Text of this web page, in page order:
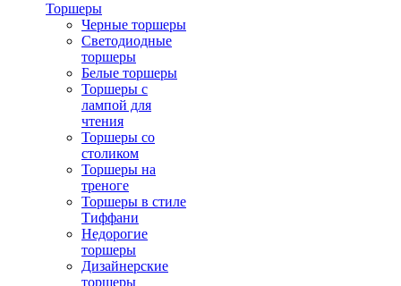
Торшеры
Черные торшеры
Светодиодные
торшеры
Белые торшеры
Торшеры с
лампой для
чтения
Торшеры со
столиком
Торшеры на
треноге
Торшеры в стиле
Тиффани
Недорогие
торшеры
Дизайнерские
торшеры